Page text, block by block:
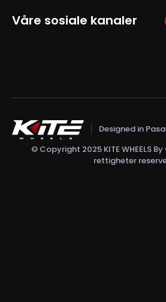
Våre sosiale kanaler
Designed in
© Copyright 2025 KITE WHEELS
rettigheter